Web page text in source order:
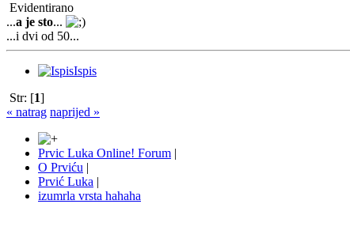
Evidentirano
...a je sto...
...i dvi od 50...
Ispis
Str: [1]
« natrag naprijed »
Prvic Luka Online! Forum |
O Prviću |
Prvić Luka |
izumrla vrsta hahaha